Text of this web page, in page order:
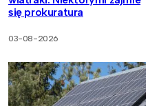
się prokuratura
03-08-2026